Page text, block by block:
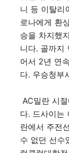
니 등 이탈리
로나에게 환
승을 차지했
니다. 골까지
어서 2년 연
다. 우승청부
AC밀란 시
다. 드사이는
란에서 주전
수 없던 선수